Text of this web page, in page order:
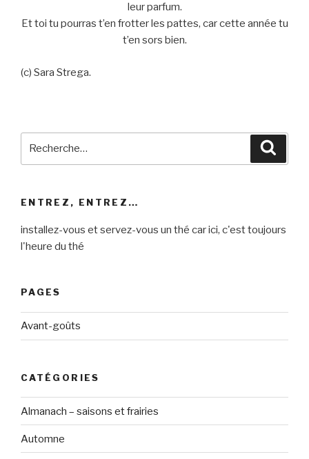
leur parfum.
Et toi tu pourras t’en frotter les pattes, car cette année tu
t’en sors bien.
(c) Sara Strega.
ENTREZ, ENTREZ…
installez-vous et servez-vous un thé car ici, c'est toujours
l'heure du thé
PAGES
Avant-goûts
CATÉGORIES
Almanach – saisons et frairies
Automne